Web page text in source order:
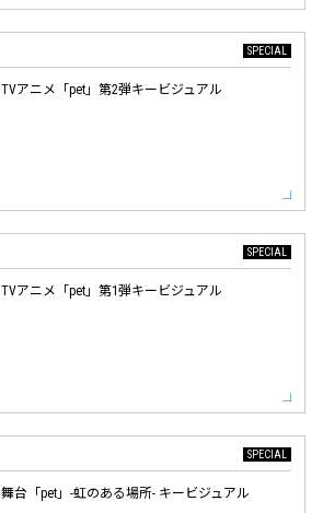
TVアニメ「pet」第2弾キービジュアル
TVアニメ「pet」第1弾キービジュアル
舞台「pet」-虹のある場所- キービジュアル